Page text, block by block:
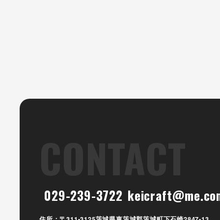
029-239-3722